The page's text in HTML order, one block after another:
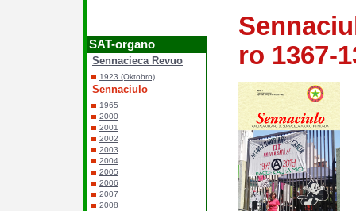
SAT-organo
Sennacieca Revuo
1923 (Oktobro)
Sennaciulo
1965
2000
2001
2002
2003
2004
2005
2006
2007
2008
ro 1367-